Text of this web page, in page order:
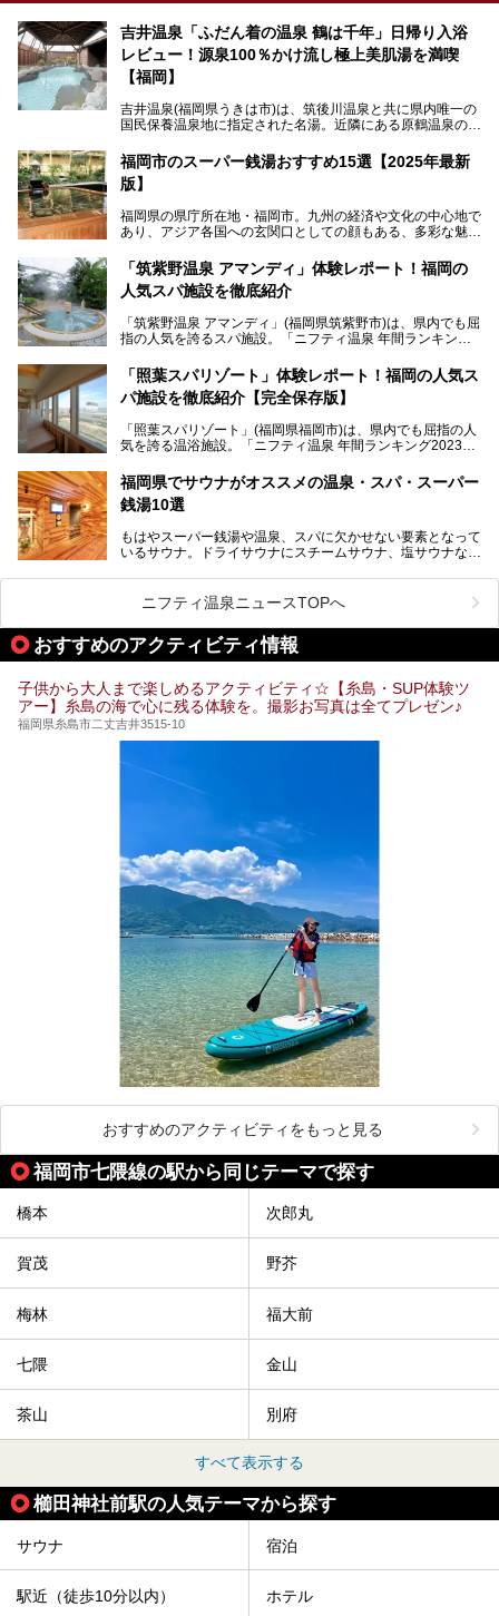
吉井温泉「ふだん着の温泉 鶴は千年」日帰り入浴
レビュー！源泉100％かけ流し極上美肌湯を満喫
【福岡】
吉井温泉(福岡県うきは市)は、筑後川温泉と共に県内唯一の
国民保養温泉地に指定された名湯。近隣にある原鶴温泉の観
す。
「ふだん着の温泉 鶴は千年」は、吉井温泉にある日帰り入
住民や温泉ファンに愛され続けています。今回は筆者自ら日
帰り入浴し、自慢の温泉を中心に詳細レビューします！
福岡市のスーパー銭湯おすすめ15選【2025年最新
版】
福岡県の県庁所在地・福岡市。九州の経済や文化の中心地で
あり、アジア各国への玄関口としての顔もある、多彩な魅力
そんな福岡市は、スーパー銭湯も多種多彩。玄界灘を眺めら
れるリゾート気分満点のスーパー銭湯から、繁華街近くのレ
いスーパー銭湯を一挙ご紹介します。
「筑紫野温泉 アマンディ」体験レポート！福岡の
人気スパ施設を徹底紹介
「筑紫野温泉 アマンディ」(福岡県筑紫野市)は、県内でも屈
指の人気を誇るスパ施設。「ニフティ温泉 年間ランキング2
入浴客で賑わっています。
そこで今回は、ニフティ温泉ライターである筆者が現地訪
ーム・併設するレストランを体験し、それらの全貌を徹底紹
介します！
「照葉スパリゾート」体験レポート！福岡の人気ス
パ施設を徹底紹介【完全保存版】
「照葉スパリゾート」(福岡県福岡市)は、県内でも屈指の人
気を誇る温浴施設。「ニフティ温泉 年間ランキング2023」
常連客で賑わっています。
そこで今回は、ニフティ温泉ライターである筆者が現地体
ューズメント・宿泊施設・グルメ・その他施設まで、多彩な
る全貌と魅力を徹底紹介します！
福岡県でサウナがオススメの温泉・スパ・スーパー
銭湯10選
もはやスーパー銭湯や温泉、スパに欠かせない要素となって
いるサウナ。ドライサウナにスチームサウナ、塩サウナな
ペース、ロウリュウなど、心ゆくまで楽しむためのサービス
が充実した施設も多くみられます。
今回はそんなサウナにこだわった、福岡県内のオススメ温
泉・銭湯・スパを10件紹介したいと思います！
ニフティ温泉ニュースTOPへ
おすすめのアクティビティ情報
子供から大人まで楽しめるアクティビティ☆【糸島・SUP体験ツ
アー】糸島の海で心に残る体験を。撮影お写真は全てプレゼン♪
福岡県糸島市二丈吉井3515-10
おすすめのアクティビティをもっと見る
福岡市七隈線の駅から同じテーマで探す
橋本 次郎丸
賀茂 野芥
梅林 福大前
七隈 金山
茶山 別府
すべて表示する
櫛田神社前駅の人気テーマから探す
サウナ 宿泊
駅近（徒歩10分以内） ホテル